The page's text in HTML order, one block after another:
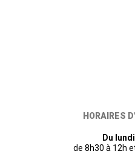
HORAIRES
Du
de 8h30 à 12h